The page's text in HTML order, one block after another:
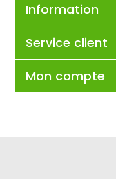
Information
Service client
Mon compte